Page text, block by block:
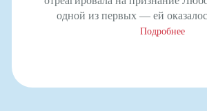
одной из первых — ей
Подробнее